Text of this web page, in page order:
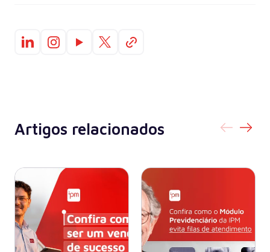
Artigos relacionados